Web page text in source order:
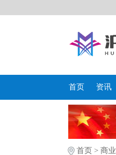
首页 资讯
首页> 商业